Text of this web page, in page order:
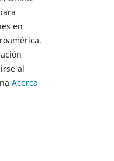
en
al
Acerca